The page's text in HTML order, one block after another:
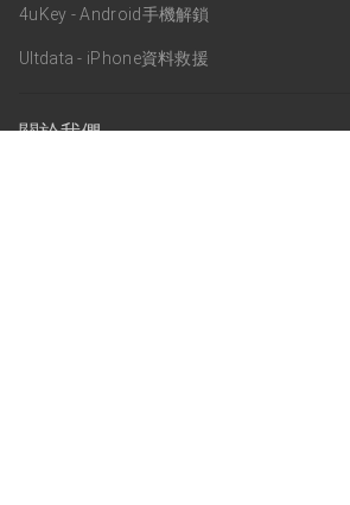
4uKey - Android手機解鎖
Ultdata - iPhone資料救援
關於我們